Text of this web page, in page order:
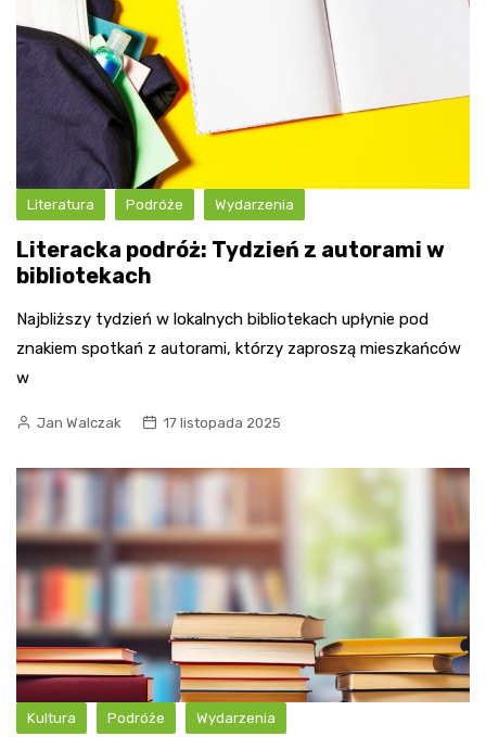
Literatura Podróże Wydarzenia
Literacka podróż: Tydzień z autorami w
bibliotekach
Najbliższy tydzień w lokalnych bibliotekach upłynie pod
znakiem spotkań z autorami, którzy zaproszą mieszkańców
w
Jan Walczak 17 listopada 2025
Kultura Podróże Wydarzenia